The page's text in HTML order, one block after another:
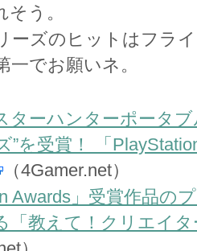
う。
ーズのヒットはフラ
一でお願いネ。
ターハンターポータ
”を受賞！ 「
（4Gamer.net）
Awards」受賞作品の
「教えて！クリエイ